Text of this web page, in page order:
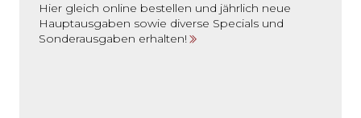
Hier gleich online bestellen und jährlich neue
Hauptausgaben sowie diverse Specials und
Sonderausgaben erhalten!